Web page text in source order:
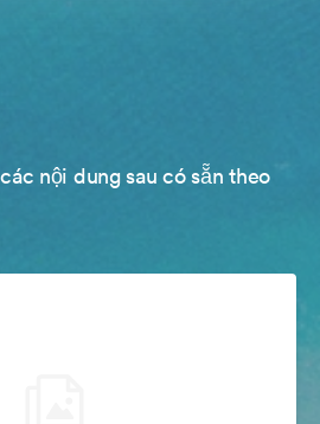
nội dung sau có sẵn theo